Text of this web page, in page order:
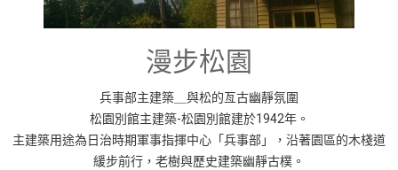
漫步松園
兵事部主建築＿與松的亙古幽靜氛圍
松園別館主建築-松園別館建於1942年。
主建築用途為日治時期軍事指揮中心「兵事部」，沿著園區的木棧道
緩步前行，老樹與歷史建築幽靜古樸。